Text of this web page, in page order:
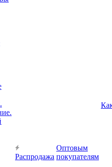
Распродажа
Оптовым
покупателям